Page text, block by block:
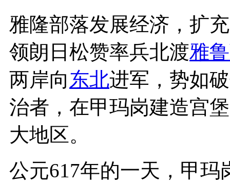
雅隆部落发展经济，扩
领朗日松赞率兵北渡雅
两岸向东北进军，势如
治者，在甲玛岗建造宫
大地区。
公元617年的一天，甲